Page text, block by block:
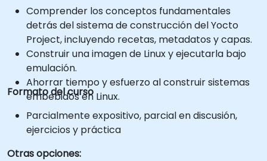
Comprender los conceptos fundamentales
detrás del sistema de construcción del Yocto
Project, incluyendo recetas, metadatos y capas.
Construir una imagen de Linux y ejecutarla bajo
emulación.
Ahorrar tiempo y esfuerzo al construir sistemas
embebidos en Linux.
Formato del curso
Parcialmente expositivo, parcial en discusión,
ejercicios y práctica
Otras opciones: